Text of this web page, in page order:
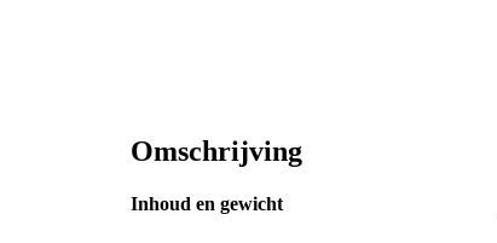
Omschrijving
Inhoud en gewicht